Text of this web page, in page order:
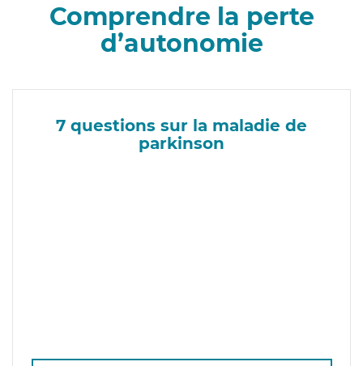
Comprendre la perte
d’autonomie
7 questions sur la maladie de
parkinson